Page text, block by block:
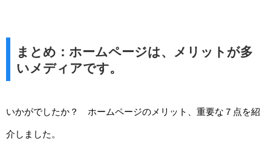
まとめ：ホームページは、メリットが多
いメディアです。
いかがでしたか？ ホームページのメリット、重要な７点を紹
介しました。